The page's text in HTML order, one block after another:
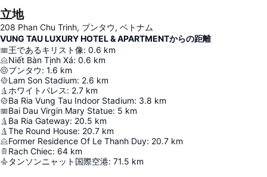
立地
208 Phan Chu Trinh, ブンタウ, ベトナム
VUNG TAU LUXURY HOTEL & APARTMENTからの距離
王であるキリスト像: 0.6 km
Niết Bàn Tịnh Xá: 0.6 km
ブンタウ: 1.6 km
Lam Son Stadium: 2.6 km
ホワイトパレス: 2.7 km
Ba Ria Vung Tau Indoor Stadium: 3.8 km
Bai Dau Virgin Mary Statue: 5 km
Ba Ria Gateway: 20.5 km
The Round House: 20.7 km
Former Residence Of Le Thanh Duy: 20.7 km
Rach Chiec: 64 km
タンソンニャット国際空港: 71.5 km